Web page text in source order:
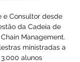
e Consultor desde
da Cadeia de
Management.
ministradas a
alunos